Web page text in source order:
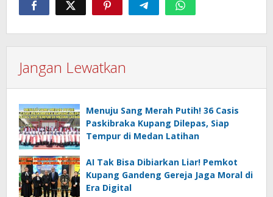
Jangan Lewatkan
Menuju Sang Merah Putih! 36 Casis
Paskibraka Kupang Dilepas, Siap
Tempur di Medan Latihan
AI Tak Bisa Dibiarkan Liar! Pemkot
Kupang Gandeng Gereja Jaga Moral di
Era Digital